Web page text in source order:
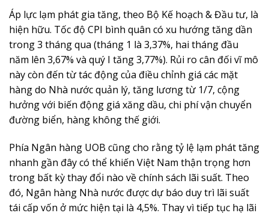
Áp lực lạm phát gia tăng, theo Bộ Kế hoạch & Đầu tư, là
hiện hữu. Tốc độ CPI bình quân có xu hướng tăng dần
trong 3 tháng qua (tháng 1 là 3,37%, hai tháng đầu
năm lên 3,67% và quý I tăng 3,77%). Rủi ro cân đối vĩ mô
này còn đến từ tác động của điều chỉnh giá các mặt
hàng do Nhà nước quản lý, tăng lương từ 1/7, cộng
hưởng với biến động giá xăng dầu, chi phí vận chuyển
đường biển, hàng không thế giới.
Phía Ngân hàng UOB cũng cho rằng tỷ lệ lạm phát tăng
nhanh gần đây có thể khiến Việt Nam thận trọng hơn
trong bất kỳ thay đổi nào về chính sách lãi suất. Theo
đó, Ngân hàng Nhà nước được dự báo duy trì lãi suất
tái cấp vốn ở mức hiện tại là 4,5%. Thay vì tiếp tục hạ lãi